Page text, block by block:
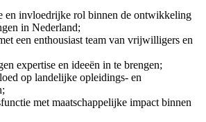
en invloedrijke rol binnen de ontwikkeling
in Nederland;
een enthousiast team van vrijwilligers en
expertise en ideeën in te brengen;
op landelijke opleidings- en
met maatschappelijke impact binnen